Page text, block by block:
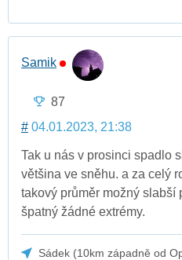
Samik
87
# 04.01.2023, 21:38
Tak u nás v prosinci spadlo
většina ve sněhu. a za celý
takový průměr možný slabší
špatný žádné extrémy.
Sádek (10km západně od